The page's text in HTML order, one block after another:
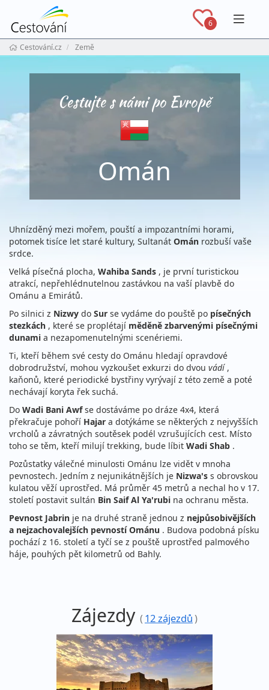
6
Cestování.cz Země
Cestujte s námi po Evropě
Omán
Uhnízděný mezi mořem, pouští a impozantními horami,
potomek tisíce let staré kultury, Sultanát Omán rozbuší vaše
srdce.
Velká písečná plocha, Wahiba Sands , je první turistickou
atrakcí, nepřehlédnutelnou zastávkou na vaší plavbě do
Ománu a Emirátů.
Po silnici z Nizwy do Sur se vydáme do pouště po písečných
stezkách , které se proplétají měděně zbarvenými písečnými
dunami a nezapomenutelnými scenériemi.
Ti, kteří během své cesty do Ománu hledají opravdové
dobrodružství, mohou vyzkoušet exkurzi do dvou vádí,
kaňonů, které periodické bystřiny vyrývají z této země a poté
nechávají koryta řek suchá.
Do Wadi Bani Awfse dostáváme po dráze 4x4, která
překračuje pohoří Hajar a dotýkáme se některých z nejvyšších
vrcholů a závratných soutěsek podél vzrušujících cest. Místo
toho se těm, kteří milují trekking, bude líbit Wadi Shab .
Pozůstatky válečné minulosti Ománu lze vidět v mnoha
pevnostech. Jedním z nejunikátnějších je Nizwa's s obrovskou
kulatou věží uprostřed. Má průměr 45 metrů a nechal ho v 17.
století postavit sultán Bin Saif Al Ya'rubi na ochranu města.
Pevnost Jabrin je na druhé straně jednou z nejpůsobivějších
a nejzachovalejších pevnostíOmánu . Budova podobná písku
pochází z 16. století a tyčí se z pouště uprostřed palmového
háje, pouhých pět kilometrů od Bahly.
Zájezdy ( 12 zájezdů)